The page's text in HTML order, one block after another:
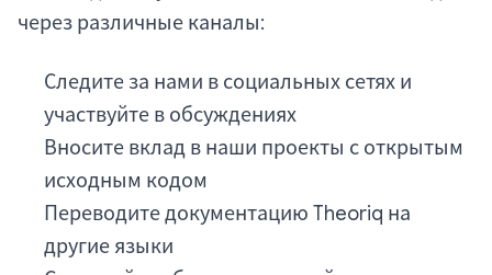
через различные каналы:
Следите за нами в социальных сетях и
участвуйте в обсуждениях
Вносите вклад в наши проекты с открытым
исходным кодом
Переводите документацию Theoriq на
другие языки